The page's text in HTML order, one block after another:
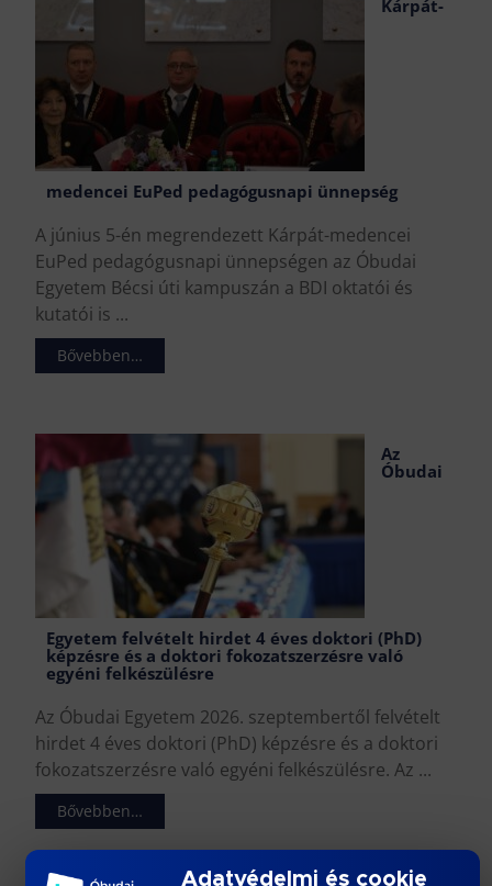
Kárpát-
medencei EuPed pedagógusnapi ünnepség
A június 5-én megrendezett Kárpát-medencei
EuPed pedagógusnapi ünnepségen az Óbudai
Egyetem Bécsi úti kampuszán a BDI oktatói és
kutatói is ...
Bővebben…
Az
Óbudai
Egyetem felvételt hirdet 4 éves doktori (PhD)
képzésre és a doktori fokozatszerzésre való
egyéni felkészülésre
Az Óbudai Egyetem 2026. szeptembertől felvételt
hirdet 4 éves doktori (PhD) képzésre és a doktori
fokozatszerzésre való egyéni felkészülésre. Az ...
Bővebben…
Adatvédelmi és cookie